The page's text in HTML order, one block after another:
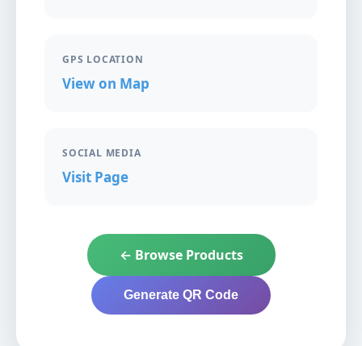
GPS LOCATION
View on Map
SOCIAL MEDIA
Visit Page
← Browse Products
Generate QR Code